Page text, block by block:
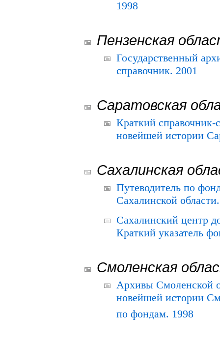
1998
Пензенская
Государственный
справочник. 2001
Саратовская
Краткий
новейшей истории
Сахалинская
Путеводитель по
Сахалинской
Сахалинский центр
Краткий указатель
Смоленская
Архивы Смоленской
новейшей истории
по фондам. 1998